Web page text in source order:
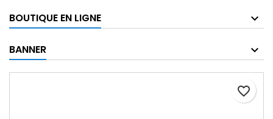
BOUTIQUE EN LIGNE
BANNER
favorite_border